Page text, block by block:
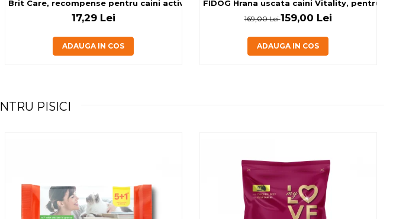
cu pui, 14kg
Brit Care, recompense pentru caini activi, cu banane si miel, 0.15kg
17,29 Lei
ADAUGA IN COS
FIDOG Hrana uscata caini Vitality, pentru
169,00 Lei159,00 Lei
ADAUGA IN COS
PISICI